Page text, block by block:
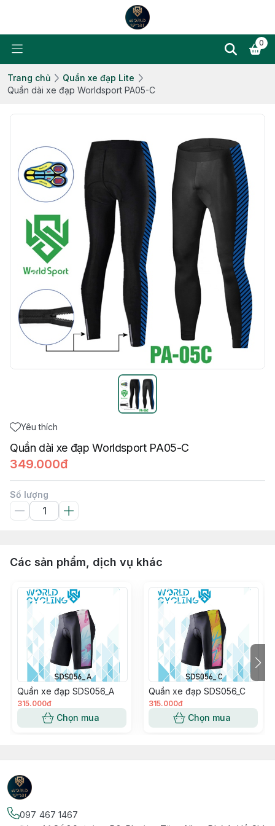
0
Trang chủ
Quần xe đạp Lite
Quần dài xe đạp Worldsport PA05-C
Yêu thích
Quần dài xe đạp Worldsport PA05-C
349.000đ
Số lượng
Các sản phẩm, dịch vụ khác
Quần xe đạp SDS056_A
315.000đ
Chọn mua
Quần xe đạp SDS056_C
315.000đ
Chọn mua
097 467 1467